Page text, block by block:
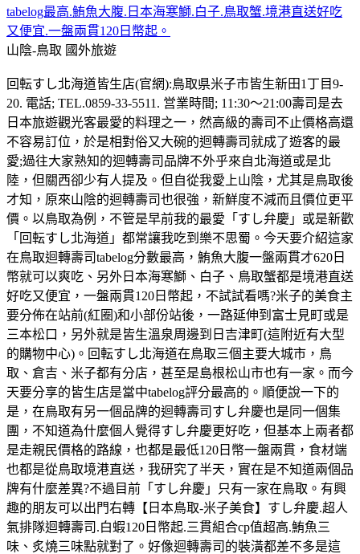
tabelog最高.鮪魚大腹.日本海寒鰤.白子.鳥取蟹.境港直送好吃
又便宜.一盤兩貫120日幣起。
山陰-鳥取 國外旅遊
回転すし北海道皆生店(官網):鳥取県米子市皆生新田1丁目9-
20. 電話; TEL.0859-33-5511. 営業時間; 11:30～21:00壽司是去
日本旅遊觀光客最愛的料理之一，然高級的壽司不止價格高還
不容易訂位，於是相對俗又大碗的迴轉壽司就成了遊客的最
愛;過往大家熟知的迴轉壽司品牌不外乎來自北海道或是北
陸，但關西卻少有人提及。但自從我愛上山陰，尤其是鳥取後
才知，原來山陰的迴轉壽司也很強，新鮮度不減而且價位更平
價。以鳥取為例，不管是早前我的最愛「すし弁慶」或是新歡
「回転すし北海道」都常讓我吃到樂不思蜀。今天要介紹這家
在鳥取迴轉壽司tabelog分數最高，鮪魚大腹一盤兩貫才620日
幣就可以爽吃、另外日本海寒鰤、白子、鳥取蟹都是境港直送
好吃又便宜，一盤兩貫120日幣起，不試試看嗎?米子的美食主
要分佈在站前(紅圈)和小部份站後，一路延伸到富士見町或是
三本松口，另外就是皆生溫泉周邊到日吉津町(這附近有大型
的購物中心)。回転すし北海道在鳥取三個主要大城市，鳥
取、倉吉、米子都有分店，甚至是島根松山市也有一家。而今
天要分享的皆生店是當中tabelog評分最高的。順便說一下的
是，在鳥取有另一個品牌的迴轉壽司すし弁慶也是同一個集
團，不知道為什麼個人覺得すし弁慶更好吃，但基本上兩者都
是走親民價格的路線，也都是最低120日幣一盤兩貫，食材端
也都是從鳥取境港直送，我研究了半天，實在是不知道兩個品
牌有什麼差異?不過目前「すし弁慶」只有一家在鳥取。有興
趣的朋友可以出門右轉【日本鳥取-米子美食】すし弁慶.超人
氣排隊迴轉壽司.白蝦120日幣起.三貫組合cp值超高.鮪魚三
味、炙燒三味點就對了。好像迴轉壽司的裝潢都差不多是這